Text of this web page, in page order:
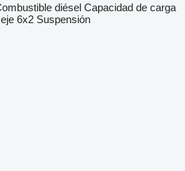
diésel Capacidad de carga
6x2 Suspensión